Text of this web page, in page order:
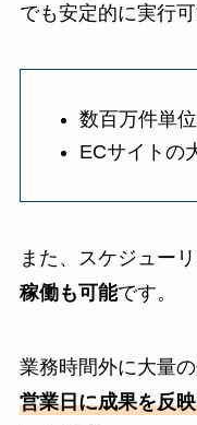
でも安定的に実行可
数百万件単
ECサイトの
また、スケジュー
稼働も可能です。
業務時間外に大量
営業日に成果を反